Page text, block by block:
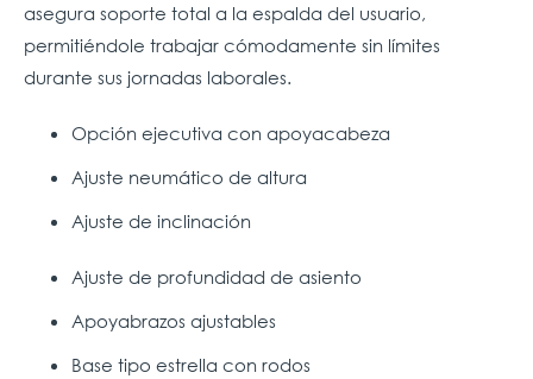
asegura soporte total a la espalda del usuario,
permitiéndole trabajar cómodamente sin límites
durante sus jornadas laborales.
Opción ejecutiva con apoyacabeza
Ajuste neumático de altura
Ajuste de inclinación
Ajuste de profundidad de asiento
Apoyabrazos ajustables
Base tipo estrella con rodos